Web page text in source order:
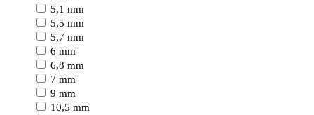
5,1 mm
5,5 mm
5,7 mm
6 mm
6,8 mm
7 mm
9 mm
10,5 mm